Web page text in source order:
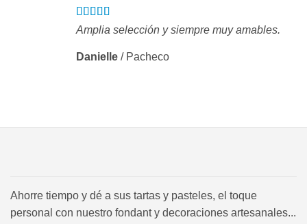
Amplia selección y siempre muy amables.
Danielle / Pacheco
Ahorre tiempo y dé a sus tartas y pasteles, el toque
personal con nuestro fondant y decoraciones artesanales...